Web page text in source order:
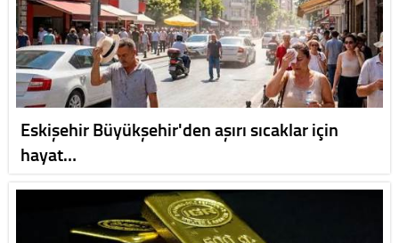
Eskişehir Büyükşehir'den aşırı sıcaklar için
hayat…